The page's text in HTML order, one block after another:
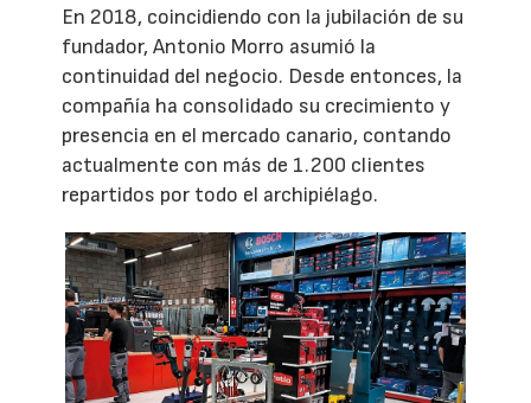
En 2018, coincidiendo con la jubilación de su
fundador, Antonio Morro asumió la
continuidad del negocio. Desde entonces, la
compañía ha consolidado su crecimiento y
presencia en el mercado canario, contando
actualmente con más de 1.200 clientes
repartidos por todo el archipiélago.